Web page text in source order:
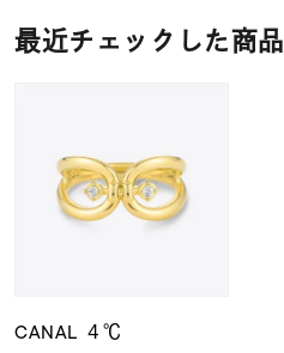
最近チェックした商品
CANAL ４℃